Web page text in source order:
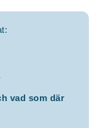
vad som där